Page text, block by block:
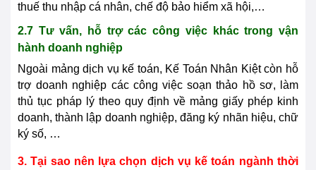
thuế thu nhập cá nhân, chế độ bảo hiểm xã hội,…
2.7 Tư vấn, hỗ trợ các công việc khác trong vận
hành doanh nghiệp
Ngoài mảng dịch vụ kế toán, Kế Toán Nhân Kiệt còn hỗ
trợ doanh nghiệp các công việc soạn thảo hồ sơ, làm
thủ tục pháp lý theo quy định về mảng giấy phép kinh
doanh, thành lập doanh nghiệp, đăng ký nhãn hiệu, chữ
ký số, …
3. Tại sao nên lựa chọn dịch vụ kế toán ngành thời